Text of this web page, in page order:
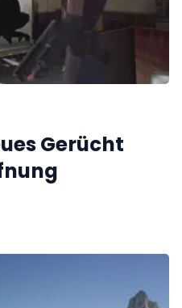
Gerücht